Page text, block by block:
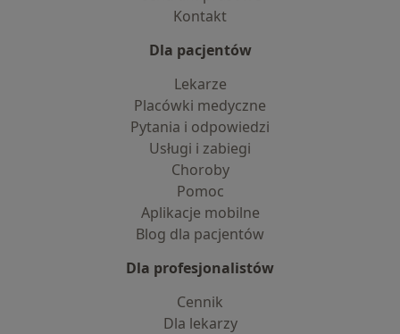
Kontakt
Dla pacjentów
Lekarze
Placówki medyczne
Pytania i odpowiedzi
Usługi i zabiegi
Choroby
Pomoc
Aplikacje mobilne
Blog dla pacjentów
Dla profesjonalistów
Cennik
Dla lekarzy